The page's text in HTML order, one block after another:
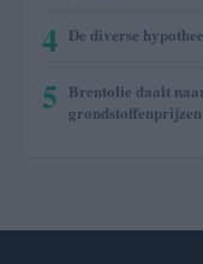
4 De diverse
5 Brentolie daalt
grondstoffenprijzen